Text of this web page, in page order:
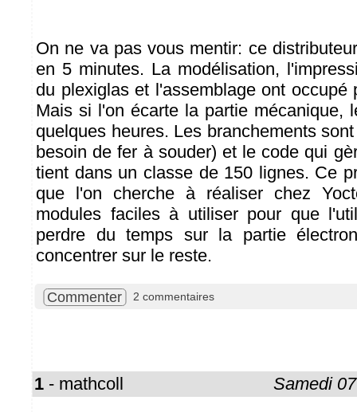
On ne va pas vous mentir: ce
en 5 minutes. La modélisation,
du plexiglas et l'assemblage ont occupé
Mais si l'on écarte la partie mécanique,
quelques heures. Les branchements
besoin de fer à souder) et le code qui
tient dans un classe de 150 lignes. Ce
que l'on cherche à réaliser chez
modules faciles à utiliser pour que
perdre du temps sur la partie
concentrer sur le reste.
Commenter 2 commentaires
1 - mathcoll Samedi